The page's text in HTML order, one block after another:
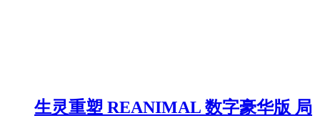
生灵重塑 REANIMAL 数字豪华版 局